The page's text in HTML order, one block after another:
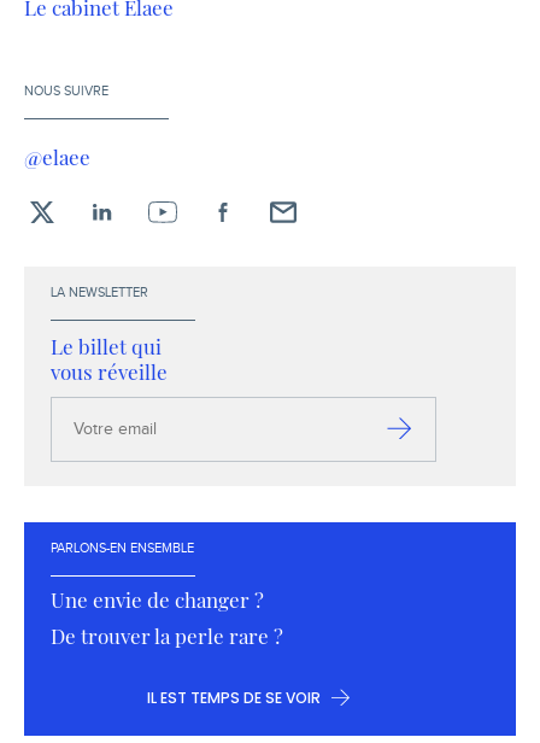
Le cabinet Elaee
NOUS SUIVRE
@elaee
LA NEWSLETTER
Le billet qui
vous réveille
email
S’inscrire
PARLONS-EN ENSEMBLE
Une envie de changer ?
De trouver la perle rare ?
IL EST TEMPS DE SE VOIR